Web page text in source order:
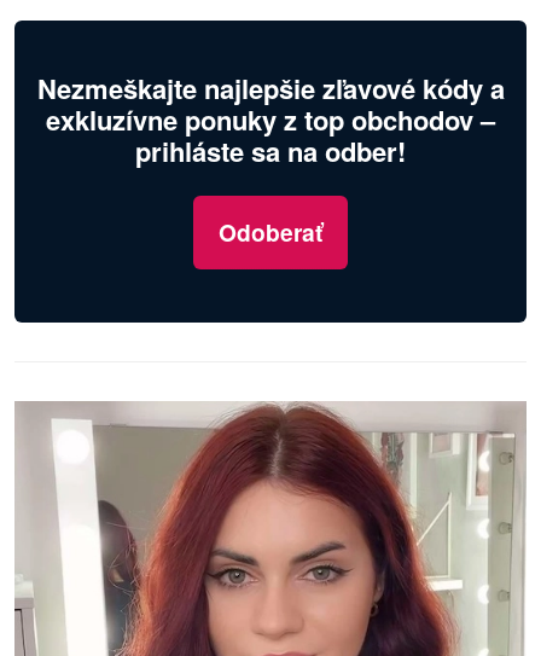
Nezmeškajte najlepšie zľavové kódy a
exkluzívne ponuky z top obchodov –
prihláste sa na odber!
Odoberať